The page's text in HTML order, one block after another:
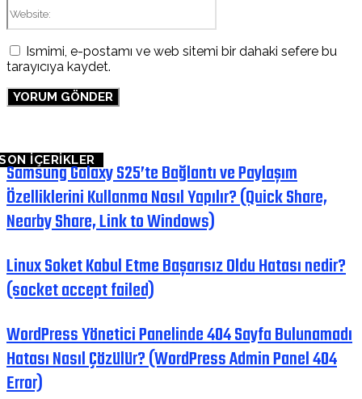
Ismimi, e-postamı ve web sitemi bir dahaki sefere bu
tarayıcıya kaydet.
İÇERİKLER
Samsung Galaxy S25’te Bağlantı ve Paylaşım
Özelliklerini Kullanma Nasıl Yapılır? (Quick Share,
Nearby Share, Link to Windows)
Linux Soket Kabul Etme Başarısız Oldu Hatası nedir?
(socket accept failed)
WordPress Yönetici Panelinde 404 Sayfa Bulunamadı
Hatası Nasıl Çözülür? (WordPress Admin Panel 404
Error)